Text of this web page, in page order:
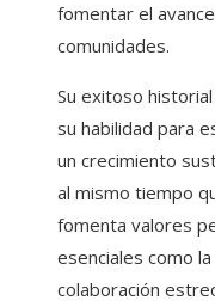
fomentar el
comunidades.
Su exitoso
su habilidad para
un crecimiento
al mismo tiempo
fomenta valores
esenciales como la
colaboración